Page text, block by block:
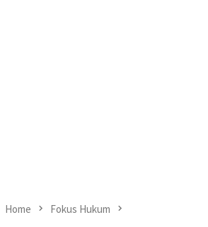
Home Fokus Hukum